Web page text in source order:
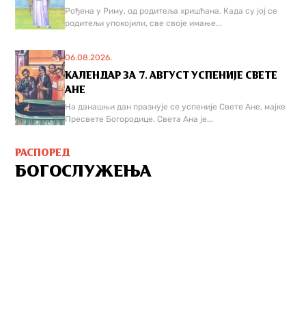
Рођена у Риму, од родитеља хришћана. Када су јој се
родитељи упокојили, све своје имање...
06.08.2026.
КАЛЕНДАР ЗА 7. АВГУСТ УСПЕНИЈЕ СВЕТЕ
АНЕ
На данашњи дан празнује се успеније Свете Ане, мајке
Пресвете Богородице. Света Ана је...
РАСПОРЕД
БОГОСЛУЖЕЊА